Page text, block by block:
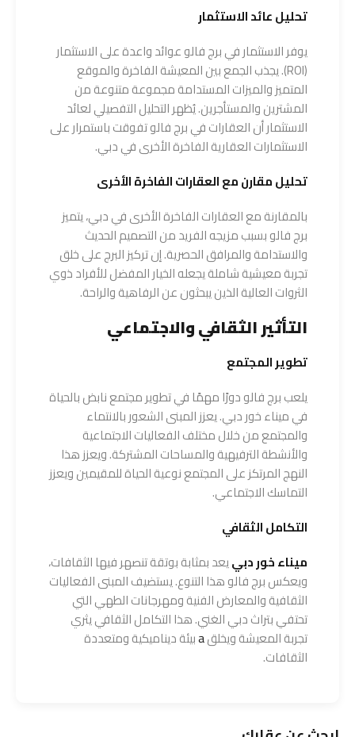
تحليل عائد الاستثمار
يوفر الاستثمار في برج فالو عوائد واعدة على الاستثمار
(ROI). يجذب الجمع بين المعيشة الفاخرة والموقع
المتميز والميزات المستدامة مجموعة متنوعة من
المشترين والمستأجرين. يُظهر التحليل التفصيلي لعائد
الاستثمار أن العقارات في برج فالو تفوقت باستمرار على
الاستثمارات العقارية الفاخرة الأخرى في دبي.
تحليل مقارن مع العقارات الفاخرة الأخرى
بالمقارنة مع العقارات الفاخرة الأخرى في دبي، يتميز
برج فالو بسبب مزيجه الفريد من التصميم الحديث
والاستدامة والمرافق الحصرية. إن تركيز البرج على خلق
تجربة معيشية شاملة يجعله الخيار المفضل للأفراد ذوي
الثروات العالية الذين يبحثون عن الرفاهية والراحة.
التأثير الثقافي والاجتماعي
تطوير المجتمع
يلعب برج فالو دورًا مهمًا في تطوير مجتمع نابض بالحياة
في ميناء خور دبي. يعزز المبنى الشعور بالانتماء
والمجتمع من خلال مختلف الفعاليات الاجتماعية
والأنشطة الترفيهية والمساحات المشتركة. ويعزز هذا
النهج المرتكز على المجتمع نوعية الحياة للمقيمين ويعزز
التماسك الاجتماعي.
التكامل الثقافي
ميناء خور دبييعد بمثابة بوتقة تنصهر فيها الثقافات،
ويعكس برج فالو هذا التنوع. يستضيف المبنى الفعاليات
الثقافية والمعارض الفنية ومهرجانات الطهي التي
تحتفي بتراث دبي الغني. هذا التكامل الثقافي يثري
تجربة المعيشة ويخلقaبيئة ديناميكية ومتعددة
الثقافات.